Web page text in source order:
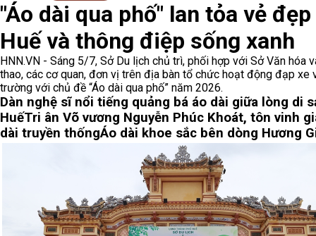
"Áo dài qua phố" lan tỏa vẻ đẹp
Huế và thông điệp sống xanh
HNN.VN - Sáng 5/7, Sở Du lịch chủ trì, phối hợp với Sở Văn hóa
thao, các cơ quan, đơn vị trên địa bàn tổ chức hoạt động đạp xe
trường với chủ đề “Áo dài qua phố” năm 2026.
Dàn nghệ sĩ nổi tiếng quảng bá áo dài giữa lòng di
HuếTri ân Võ vương Nguyễn Phúc Khoát, tôn vinh
dài truyền thốngÁo dài khoe sắc bên dòng Hương